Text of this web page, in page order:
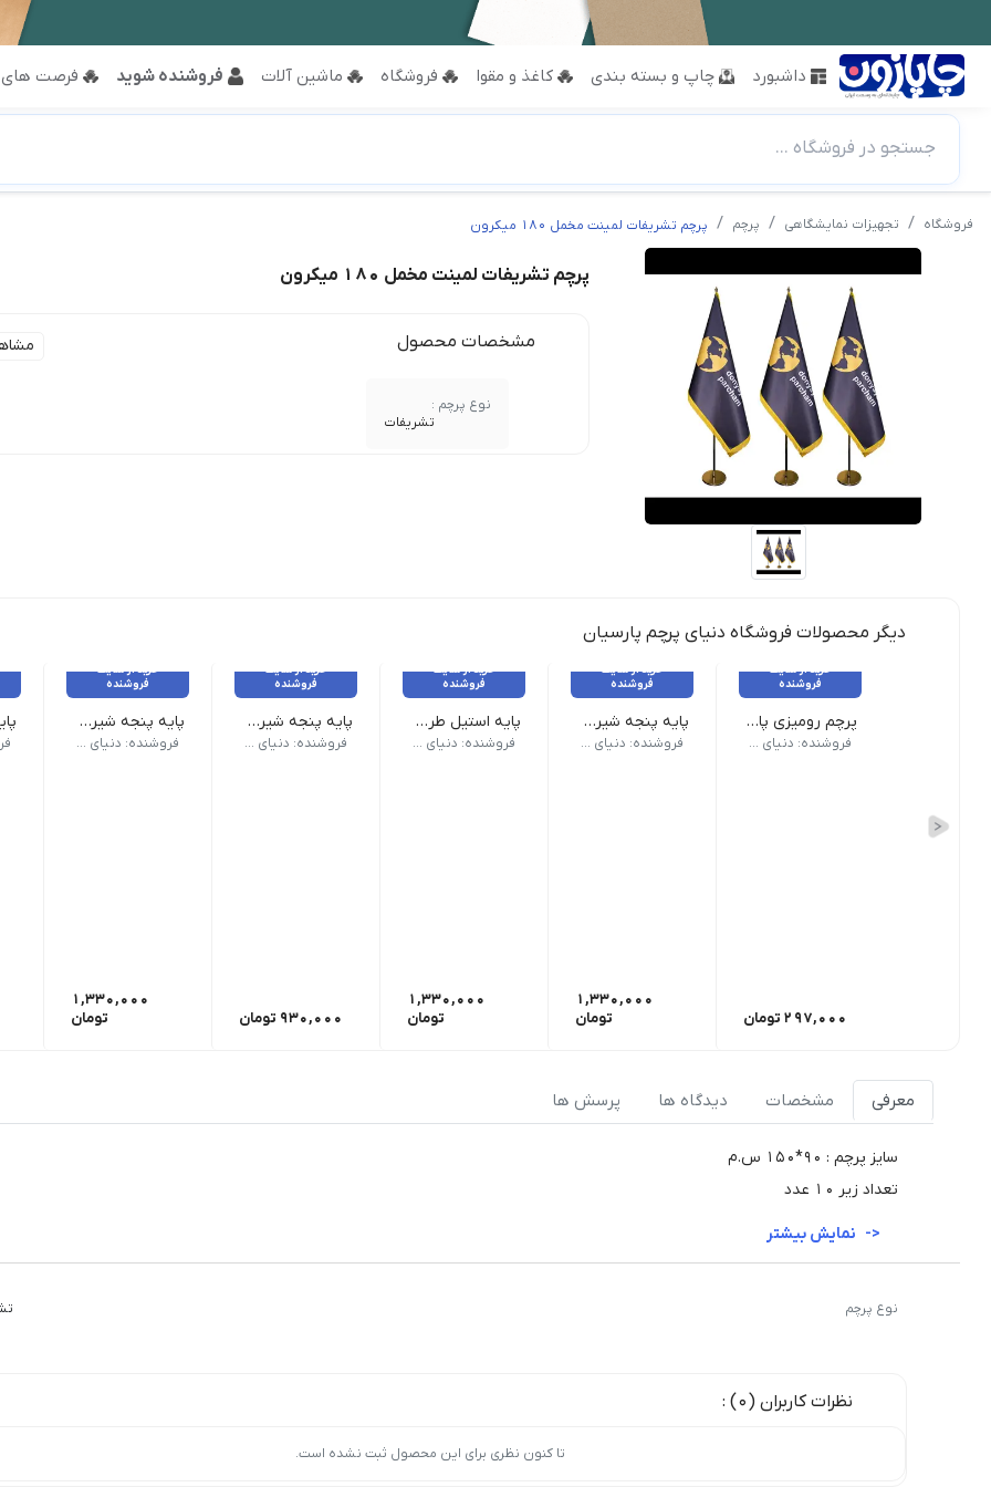
داشبورد چاپ و بسته بندی کاغذ و مقوا فروشگاه ماشین آلات فروشنده شوید فرصت
جستجو در فروشگاه ...
فروشگاه تجهیزات نمایشگاهی پرچم پرچم تشریفات لمینت مخمل 180 میکرون
پرچم تشریفات لمینت مخمل 180 میکرون
مشخصات محصول
نوع پرچم :
تشریفات
دیگر محصولات فروشگاه دنیای پرچم پارسیان
خرید از سایت
فروشنده
پرچم رومیزی پایه سنگ ساتن براق دور لیزر ملل
فروشنده: دنیای پرچم پارسیان
297,000 تومان
خرید از سایت
فروشنده
پایه پنجه شیری طلایی ممتاز
*میله قابل تنظیم ارتفاع تا 240 س.م | قطر پایه : 30 س.م | تعداد : زیر 5 عدد
فروشنده: دنیای پرچم پارسیان
1,330,000
تومان
خرید از سایت
فروشنده
پایه استیل طرح دار
*میله قابل تنظیم ارتفاع تا 240 س.م | قطر پایه : 30 س.م | تعداد : زیر 5 عدد
فروشنده: دنیای پرچم پارسیان
1,330,000
تومان
خرید از سایت
فروشنده
پایه پنجه شیری نقره ای ممتاز
*میله قابل تنظیم ارتفاع تا 240 س.م | قطر پایه : 30 س.م | تعداد : زیر 5 عدد
فروشنده: دنیای پرچم پارسیان
930,000 تومان
خرید از سایت
فروشنده
پایه پنجه شیری مشکی ممتاز
*میله قابل تنظیم ارتفاع تا 240 س.م | قطر پایه : 30 س.م | تعداد : زیر 5 عدد
فروشنده: دنیای پرچم پارسیان
1,330,000
تومان
معرفی مشخصات دیدگاه ها پرسش ها
سایز پرچم : 90*150 س.م
تعداد زیر 10 عدد
نوع پرچم
نظرات کاربران (0) :
تا کنون نظری برای این محصول ثبت نشده است.